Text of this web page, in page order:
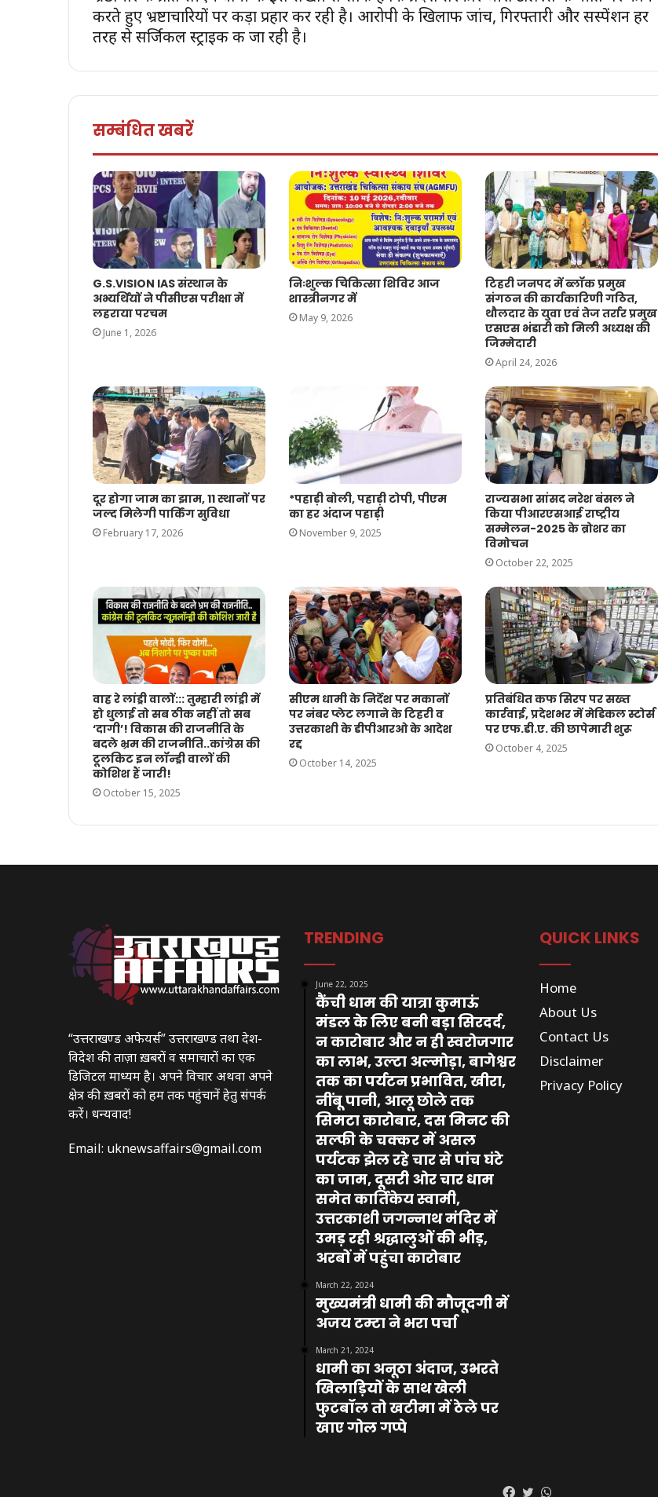
करते हुए भ्रष्टाचारियों पर कड़ा प्रहार कर रही है। आरोपी के खिलाफ जांच, गिरफ्तारी और सस्पेंशन हर
तरह से सर्जिकल स्ट्राइक की जा रही है।
सम्बंधित खबरें
G.S.VISION IAS संस्थान के
अभ्यर्थियों ने पीसीएस परीक्षा में
लहराया परचम
June 1, 2026
निःशुल्क चिकित्सा शिविर आज
शास्त्रीनगर में
May 9, 2026
टिहरी जनपद में ब्लॉक प्रमुख
संगठन की कार्यकारिणी गठित,
थौलदार के युवा एवं तेज तर्रार प्रमुख
एसएस भंडारी को मिली अध्यक्ष की
जिम्मेदारी
April 24, 2026
दूर होगा जाम का झाम, 11 स्थानों पर
जल्द मिलेगी पार्किंग सुविधा
February 17, 2026
*पहाड़ी बोली, पहाड़ी टोपी, पीएम
का हर अंदाज पहाड़ी
November 9, 2025
राज्यसभा सांसद नरेश बंसल ने
किया पीआरएसआई राष्ट्रीय
सम्मेलन-2025 के ब्रोशर का
विमोचन
October 22, 2025
वाह रे लांड्री वालों::: तुम्हारी लांड्री में
हो धुलाई तो सब ठीक नहीं तो सब
‘दागी’! विकास की राजनीति के
बदले भ्रम की राजनीति..कांग्रेस की
टूलकिट इन लॉन्ड्री वालों की
कोशिश हैं जारी!
October 15, 2025
सीएम धामी के निर्देश पर मकानों
पर नंबर प्लेट लगाने के टिहरी व
उत्तरकाशी के डीपीआरओ के आदेश
रद्द
October 14, 2025
प्रतिबंधित कफ सिरप पर सख्त
कार्रवाई, प्रदेशभर में मेडिकल स्टोर्स
पर एफ.डी.ए. की छापेमारी शुरू
October 4, 2025
“उत्तराखण्ड अफेयर्स” उत्तराखण्ड तथा देश-
विदेश की ताज़ा ख़बरों व समाचारों का एक
डिजिटल माध्यम है। अपने विचार अथवा अपने
क्षेत्र की ख़बरों को हम तक पहुंचानें हेतु संपर्क
करें। धन्यवाद!
Email: uknewsaffairs@gmail.com
TRENDING
June 22, 2025
कैंची धाम की यात्रा कुमाऊं
मंडल के लिए बनी बड़ा सिरदर्द,
न कारोबार और न ही स्वरोजगार
का लाभ, उल्टा अल्मोड़ा, बागेश्वर
तक का पर्यटन प्रभावित, खीरा,
नींबू पानी, आलू छोले तक
सिमटा कारोबार, दस मिनट की
सल्फी के चक्कर में असल
पर्यटक झेल रहे चार से पांच घंटे
का जाम, दूसरी ओर चार धाम
समेत कार्तिकेय स्वामी,
उत्तरकाशी जगन्नाथ मंदिर में
उमड़ रही श्रद्धालुओं की भीड़,
अरबों में पहुंचा कारोबार
March 22, 2024
मुख्यमंत्री धामी की मौजूदगी में
अजय टम्टा ने भरा पर्चा
March 21, 2024
धामी का अनूठा अंदाज, उभरते
खिलाड़ियों के साथ खेली
फुटबॉल तो खटीमा में ठेले पर
खाए गोल गप्पे
QUICK LINKS
Home
About Us
Contact Us
Disclaimer
Privacy Policy
Facebook
Twitter